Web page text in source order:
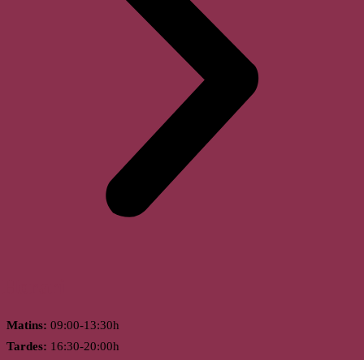
Matins: 09:00-13:30h
Tardes: 16:30-20:00h